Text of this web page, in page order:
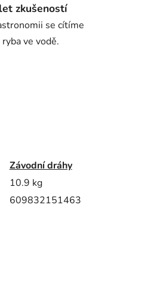
zkušeností
se cítíme
ryba ve vodě.
Závodní dráhy
10.9 kg
609832151463